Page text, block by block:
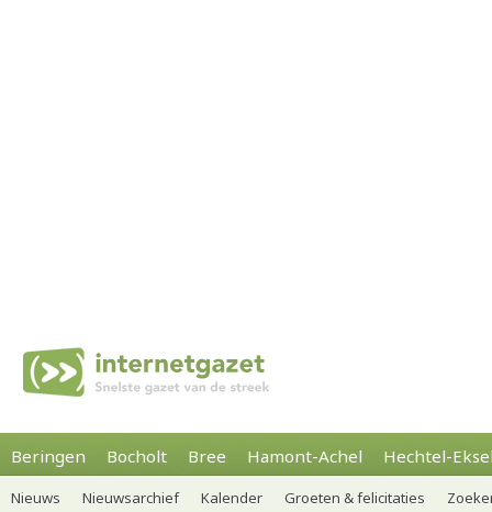
Beringen Bocholt Bree Hamont-Achel Hechtel-
Nieuws Nieuwsarchief Kalender Groeten & felicitaties